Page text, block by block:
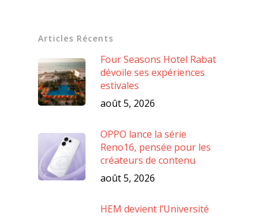
Articles Récents
Four Seasons Hotel Rabat
dévoile ses expériences
estivales
août 5, 2026
OPPO lance la série
Reno16, pensée pour les
créateurs de contenu
août 5, 2026
HEM devient l’Université